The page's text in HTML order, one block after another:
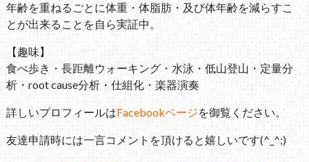
年齢を重ねるごとに体重・体脂肪・及び体年齢を減らすこ
とが出来ることを自ら実証中。
【趣味】
食べ歩き・長距離ウォーキング・水泳・低山登山・定量分
析・root cause分析・仕組化・楽器演奏
詳しいプロフィールはFacebookページを御覧ください。
友達申請時には一言コメントを頂けると嬉しいです(^_^;)